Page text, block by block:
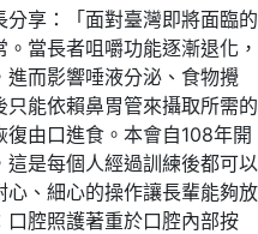
享：「面對臺灣即將面臨的
當長者咀嚼功能逐漸退化，
而影響唾液分泌、食物攪
能依賴鼻胃管來攝取所需的
由口進食。本會自108年開
是每個人經過訓練後都可以
、細心的操作讓長輩能夠放
腔照護著重於口腔內部按